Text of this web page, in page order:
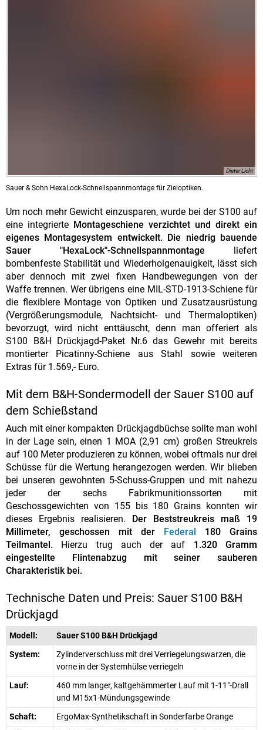
Dieter Licht
Sauer & Sohn HexaLock-Schnellspannmontage für Zieloptiken.
Um noch mehr Gewicht einzusparen, wurde bei der S100 auf
eine integrierte Montageschiene verzichtet und direkt ein
eigenes Montagesystem entwickelt. Die niedrig bauende
Sauer "HexaLock"-Schnellspannmontage liefert
bombenfeste Stabilität und Wiederholgenauigkeit, lässt sich
aber dennoch mit zwei fixen Handbewegungen von der
Waffe trennen. Wer übrigens eine MIL-STD-1913-Schiene für
die flexiblere Montage von Optiken und Zusatzausrüstung
(Vergrößerungsmodule, Nachtsicht- und Thermaloptiken)
bevorzugt, wird nicht enttäuscht, denn man offeriert als
S100 B&H Drückjagd-Paket Nr.6 das Gewehr mit bereits
montierter Picatinny-Schiene aus Stahl sowie weiteren
Extras für 1.569,- Euro.
Mit dem B&H-Sondermodell der Sauer S100 auf
dem Schießstand
Auch mit einer kompakten Drückjagdbüchse sollte man wohl
in der Lage sein, einen 1 MOA (2,91 cm) großen Streukreis
auf 100 Meter produzieren zu können, wobei oftmals nur drei
Schüsse für die Wertung herangezogen werden. Wir blieben
bei unseren gewohnten 5-Schuss-Gruppen und mit nahezu
jeder der sechs Fabrikmunitionssorten mit
Geschossgewichten von 155 bis 180 Grains konnten wir
dieses Ergebnis realisieren.
Der Beststreukreis maß 19
Millimeter, geschossen mit der
Federal
180 Grains
Teilmantel. Hierzu trug auch der auf 1.320 Gramm
eingestellte Flintenabzug mit seiner sauberen
Charakteristik bei.
Technische Daten und Preis: Sauer S100 B&H
Drückjagd
Modell:
Sauer S100 B&H Drückjagd
System:
Zylinderverschluss mit drei Verriegelungswarzen, die
vorne in der Systemhülse verriegeln
Lauf:
460 mm langer, kaltgehämmerter Lauf mit 1-11"-Drall
und M15x1-Mündungsgewinde
Schaft:
ErgoMax-Synthetikschaft in Sonderfarbe Orange